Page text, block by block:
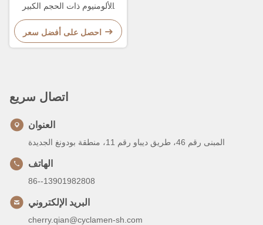
الألومنيوم ذات الحجم الكبير
والعصا القوية للاستمرار في
الهواء الطلق
احصل على أفضل سعر
اتصال سريع
العنوان
المبنى رقم 46، طريق ديباو رقم 11، منطقة بودونغ الجديدة
الهاتف
86--13901982808
البريد الإلكتروني
cherry.qian@cyclamen-sh.com